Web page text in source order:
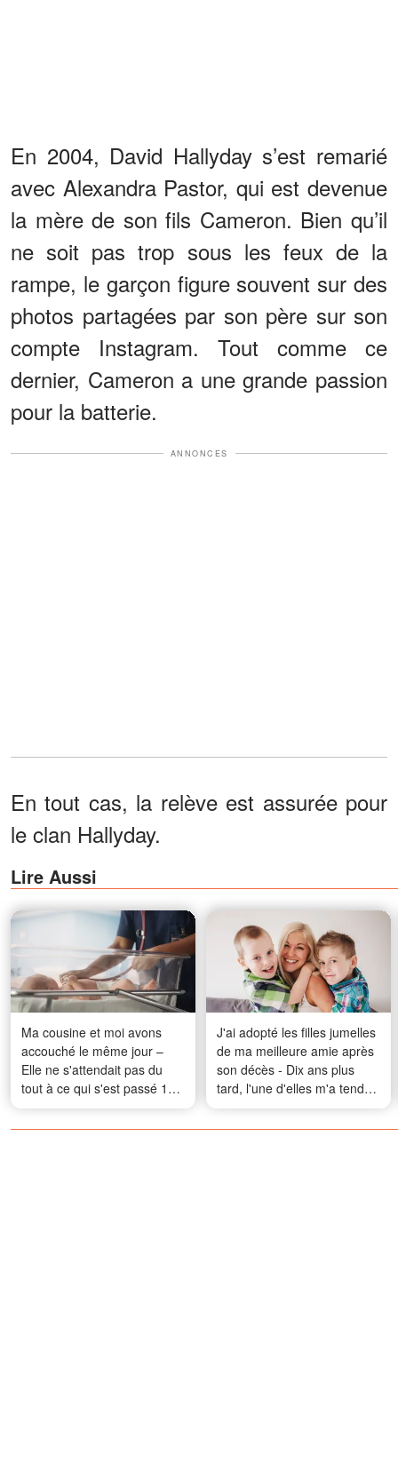
En 2004, David Hallyday s’est remarié
avec Alexandra Pastor, qui est devenue
la mère de son fils Cameron. Bien qu’il
ne soit pas trop sous les feux de la
rampe, le garçon figure souvent sur des
photos partagées par son père sur son
compte Instagram. Tout comme ce
dernier, Cameron a une grande passion
pour la batterie.
ANNONCES
En tout cas, la relève est assurée pour
le clan Hallyday.
Lire Aussi
Ma cousine et moi avons
accouché le même jour –
Elle ne s'attendait pas du
tout à ce qui s'est passé 18
ans plus tard
J'ai adopté les filles jumelles
de ma meilleure amie après
son décès - Dix ans plus
tard, l'une d'elles m'a tendu
un vieux téléphone en me
disant : « Maman m'a dit de